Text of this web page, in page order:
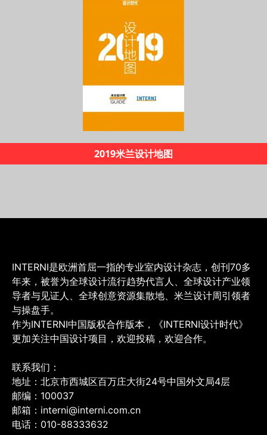
《INTERNI60年创新之路》
INTERNI是欧洲首屈一指的专业室内设计杂志，创刊70多
年来，被誉为全球设计流行趋势代言人、全球设计产业领
导者与见证人、全球创意资源集散地、米兰设计周引领者
与操盘手。
作为INTERNI中国版权合作版本，《INTERNI设计时代》
更加关注中国设计项目，欢迎投稿，欢迎合作。
联系我们：
地址：北京市西城区百万庄大街24号中国外文局4层
邮编：100037
邮箱：interni@interni.com.cn
电话：010-88333632